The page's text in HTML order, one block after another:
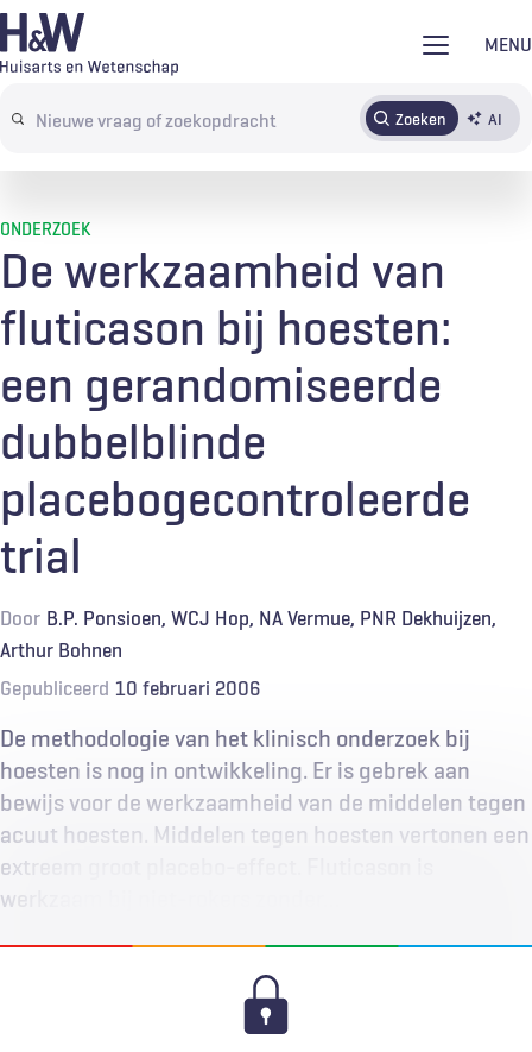
Overslaan
en
de
MENU
Search
terms
Zoeken AI
AbonnerenTijdschrift Inloggen
ONDERZOEK
De werkzaamheid van
fluticason bij hoesten:
een gerandomiseerde
dubbelblinde
placebogecontroleerde
trial
Door B.P. Ponsioen WCJ Hop NA Vermue PNR Dekhuijzen
Arthur Bohnen
Gepubliceerd 10 februari 2006
De methodologie van het klinisch onderzoek bij
hoesten is nog in ontwikkeling. Er is gebrek aan
bewijs voor de werkzaamheid van de middelen tegen
acuut hoesten. Middelen tegen hoesten vertonen een
extreem groot placebo-effect. Fluticason is
werkzaam bij niet-rokers zonder…